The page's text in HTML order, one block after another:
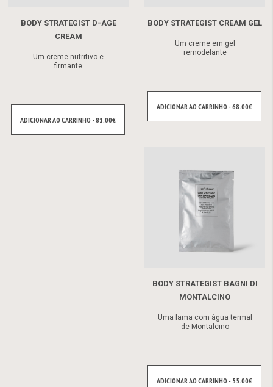
BODY STRATEGIST D-AGE
CREAM
Um creme nutritivo e
firmante
ADICIONAR AO CARRINHO - 81.00€
BODY STRATEGIST CREAM GEL
Um creme em gel
remodelante
ADICIONAR AO CARRINHO - 68.00€
BODY STRATEGIST BAGNI DI
MONTALCINO
Uma lama com água termal
de Montalcino
ADICIONAR AO CARRINHO - 55.00€